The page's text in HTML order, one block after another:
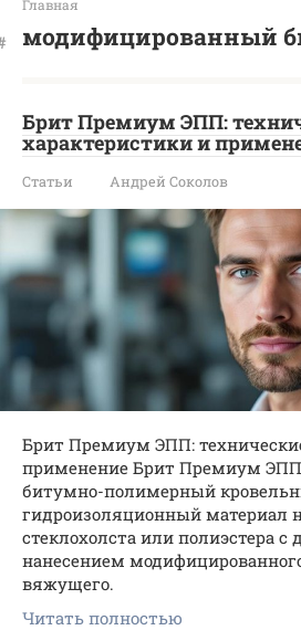
Главная
модифицированный
Брит Премиум ЭПП:
характеристики и
Статьи Андрей Соколов
Брит Премиум ЭПП:
применение Брит Премиум
битумно-полимерный
гидроизоляционный материал
стеклохолста или полиэстера с
нанесением
вяжущего.
Читать полностью